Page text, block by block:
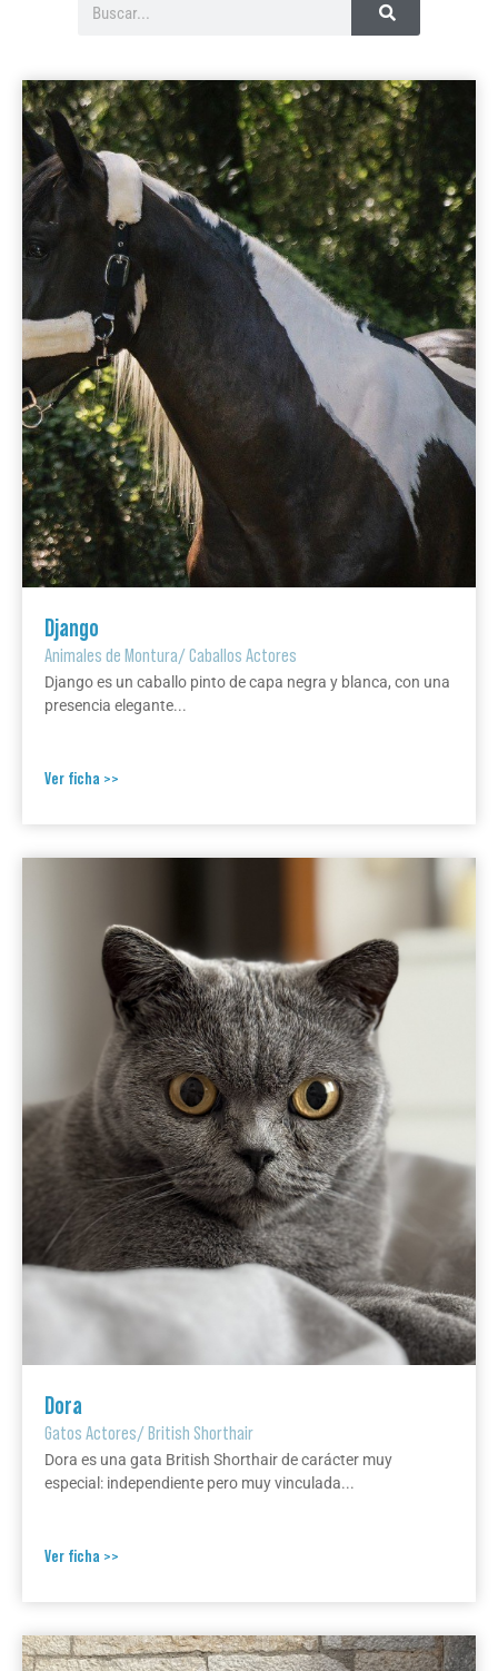
Django
Animales de Montura/Caballos Actores
Django es un caballo pinto de capa negra y blanca, con una
presencia elegante...
Ver ficha >>
Dora
Gatos Actores/British Shorthair
Dora es una gata British Shorthair de carácter muy
especial: independiente pero muy vinculada...
Ver ficha >>